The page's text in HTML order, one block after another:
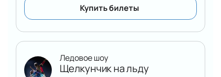
Купить билеты
Ледовое шоу
Щелкунчик на льду